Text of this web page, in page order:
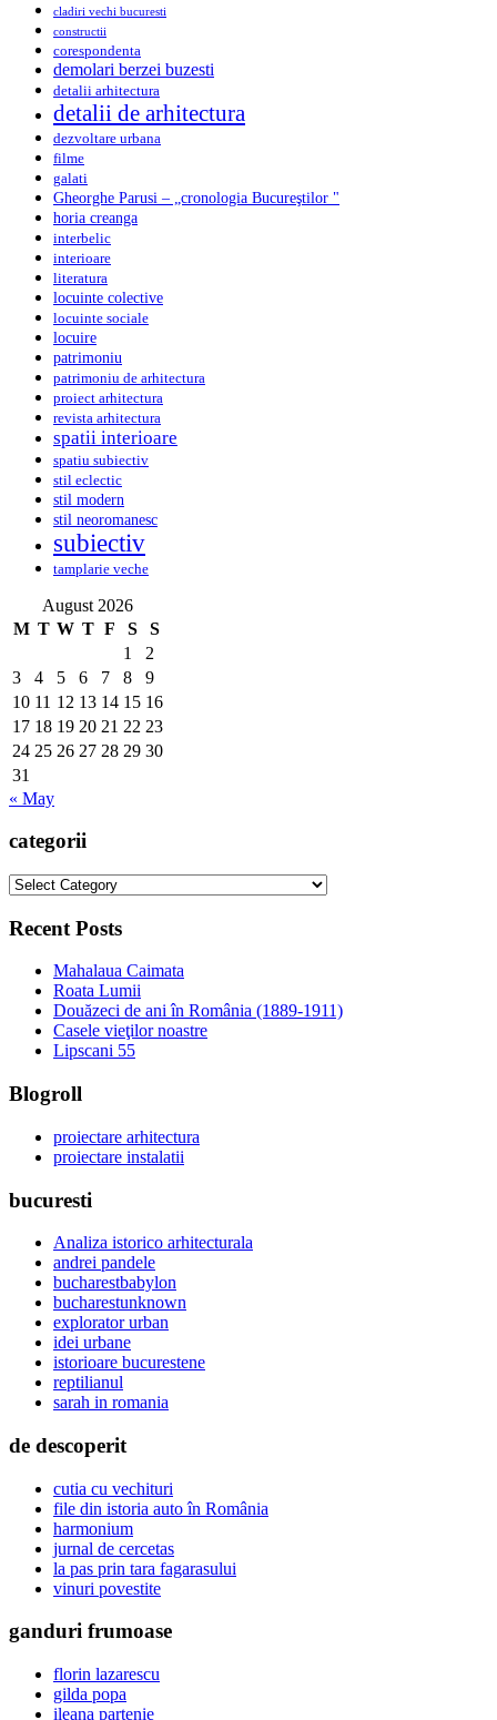
cladiri vechi bucuresti
constructii
corespondenta
demolari berzei buzesti
detalii arhitectura
detalii de arhitectura
dezvoltare urbana
filme
galati
Gheorghe Parusi – „cronologia Bucureştilor "
horia creanga
interbelic
interioare
literatura
locuinte colective
locuinte sociale
locuire
patrimoniu
patrimoniu de arhitectura
proiect arhitectura
revista arhitectura
spatii interioare
spatiu subiectiv
stil eclectic
stil modern
stil neoromanesc
subiectiv
tamplarie veche
August 2026
M T W T F S
S
1
2
3
4 5 6 7 8
9
10 11 12 13 14 15 16
17 18 19 20 21 22 23
24 25 26 27 28 29 30
31
« May
categorii
categorii
Recent Posts
Mahalaua Caimata
Roata Lumii
Douăzeci de ani în România (1889-1911)
Casele vieţilor noastre
Lipscani 55
Blogroll
proiectare arhitectura
proiectare instalatii
bucuresti
Analiza istorico arhitecturala
andrei pandele
bucharestbabylon
bucharestunknown
explorator urban
idei urbane
istorioare bucurestene
reptilianul
sarah in romania
de descoperit
cutia cu vechituri
file din istoria auto în România
harmonium
jurnal de cercetas
la pas prin tara fagarasului
vinuri povestite
ganduri frumoase
florin lazarescu
gilda popa
ileana partenie